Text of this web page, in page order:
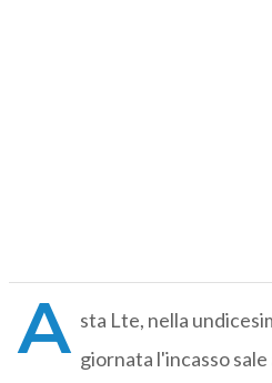
A sta Lte, nella
giornata l'incasso sale